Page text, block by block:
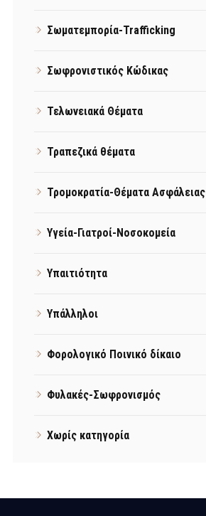
Σωματεμπορία-Trafficking
Σωφρονιστικός Κώδικας
Τελωνειακά Θέματα
Τραπεζικά θέματα
Τρομοκρατία-Θέματα Ασφάλειας
Υγεία-Γιατροί-Νοσοκομεία
Υπαιτιότητα
Υπάλληλοι
Φορολογικό Ποινικό δίκαιο
Φυλακές-Σωφρονισμός
Χωρίς κατηγορία